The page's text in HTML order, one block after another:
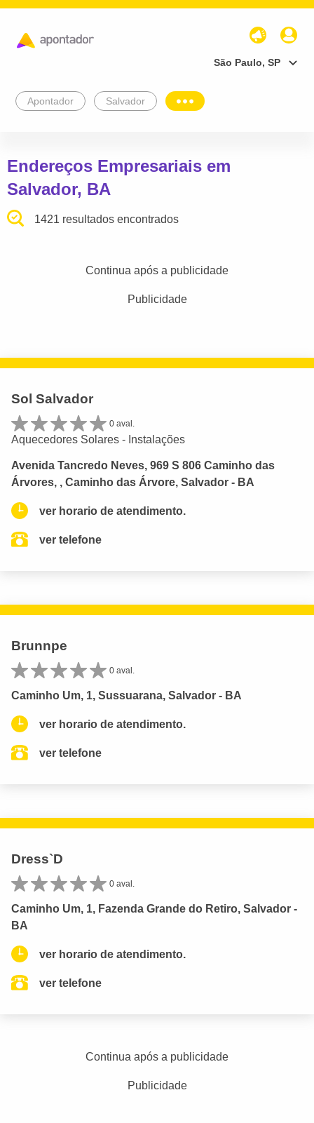
São Paulo, SP
Apontador Salvador
Endereços Empresariais em
Salvador, BA
1421 resultados encontrados
Continua após a publicidade
Publicidade
Sol Salvador
0 aval.
Aquecedores Solares - Instalações
Avenida Tancredo Neves, 969 S 806 Caminho das
Árvores, , Caminho das Árvore, Salvador - BA
ver horario de atendimento.
ver telefone
Brunnpe
0 aval.
Caminho Um, 1, Sussuarana, Salvador - BA
ver horario de atendimento.
ver telefone
Dress`D
0 aval.
Caminho Um, 1, Fazenda Grande do Retiro, Salvador -
BA
ver horario de atendimento.
ver telefone
Continua após a publicidade
Publicidade